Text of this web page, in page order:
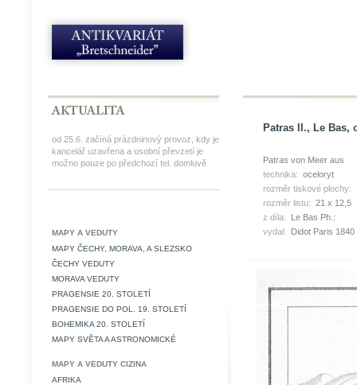
od 25.6. začíná prázdninový provoz, kdy je
kancelář uzavřena a osobní převzetí je
možno pouze po předchozí tel. domluvě
MAPY A VEDUTY
MAPY ČECHY, MORAVA, A SLEZSKO
ČECHY VEDUTY
MORAVA VEDUTY
PRAGENSIE 20. STOLETÍ
PRAGENSIE DO POL. 19. STOLETÍ
BOHEMIKA 20. STOLETÍ
MAPY SVĚTA A ASTRONOMICKÉ
MAPY A VEDUTY CIZINA
AFRIKA
Patras II., Le Bas,
Patras von Meer aus
technika: oceloryt
rozměr tiskové plochy:
rozměr listu: 21 x 12,5
z díla:
Le Bas Ph.:
vydal:
Didot Paris 1840